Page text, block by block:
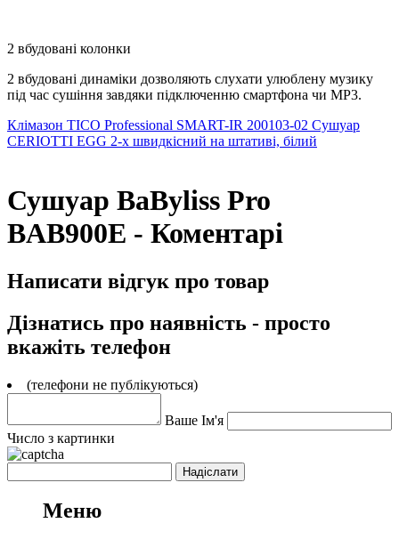
2 вбудовані колонки
2 вбудовані динаміки дозволяють слухати улюблену музику
під час сушіння завдяки підключенню смартфона чи MP3.
Клімазон TICO Professional SMART-IR 200103-02 Сушуар
CERIOTTI EGG 2-х швидкісний на штативі, білий
Сушуар BaByliss Pro
BAB900E - Коментарі
Написати відгук про товар
Дізнатись про наявність - просто
вкажіть телефон
(телефони не публікуються)
Ваше Ім'я
Число з картинки
Меню